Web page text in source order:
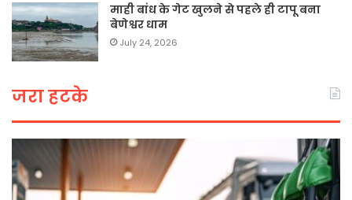
माही बांध के गेट खुलने से पहले ही टापू बना
बेणेश्वर धाम
July 24, 2026
जरा हटके